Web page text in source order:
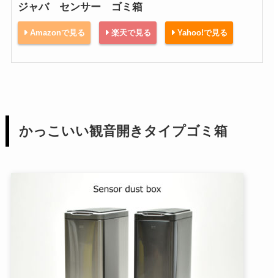
ジャバ センサー ゴミ箱
Amazonで見る 楽天で見る Yahoo!で見る
かっこいい観音開きタイプゴミ箱